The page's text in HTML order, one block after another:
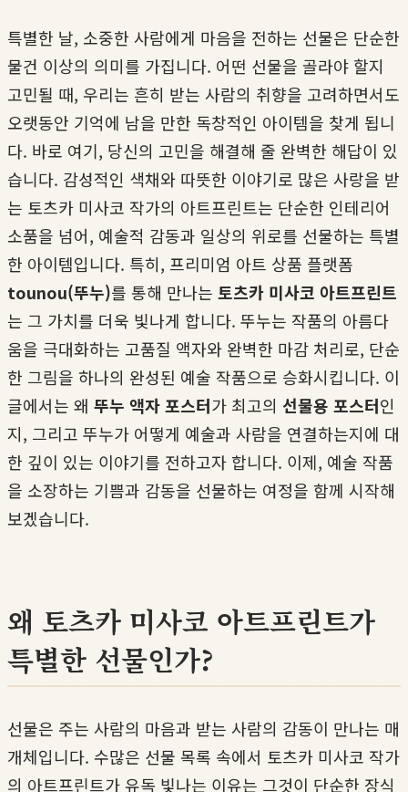
특별한 날, 소중한 사람에게 마음을 전하는 선물은 단순한
물건 이상의 의미를 가집니다. 어떤 선물을 골라야 할지
고민될 때, 우리는 흔히 받는 사람의 취향을 고려하면서도
오랫동안 기억에 남을 만한 독창적인 아이템을 찾게 됩니
다. 바로 여기, 당신의 고민을 해결해 줄 완벽한 해답이 있
습니다. 감성적인 색채와 따뜻한 이야기로 많은 사랑을 받
는 토츠카 미사코 작가의 아트프린트는 단순한 인테리어
소품을 넘어, 예술적 감동과 일상의 위로를 선물하는 특별
한 아이템입니다. 특히, 프리미엄 아트 상품 플랫폼
tounou(뚜누)를 통해 만나는 토츠카 미사코 아트프린트
는 그 가치를 더욱 빛나게 합니다. 뚜누는 작품의 아름다
움을 극대화하는 고품질 액자와 완벽한 마감 처리로, 단순
한 그림을 하나의 완성된 예술 작품으로 승화시킵니다. 이
글에서는 왜 뚜누 액자 포스터가 최고의 선물용 포스터인
지, 그리고 뚜누가 어떻게 예술과 사람을 연결하는지에 대
한 깊이 있는 이야기를 전하고자 합니다. 이제, 예술 작품
을 소장하는 기쁨과 감동을 선물하는 여정을 함께 시작해
보겠습니다.
왜 토츠카 미사코 아트프린트가
특별한 선물인가?
선물은 주는 사람의 마음과 받는 사람의 감동이 만나는 매
개체입니다. 수많은 선물 목록 속에서 토츠카 미사코 작가
의 아트프린트가 유독 빛나는 이유는 그것이 단순한 장식